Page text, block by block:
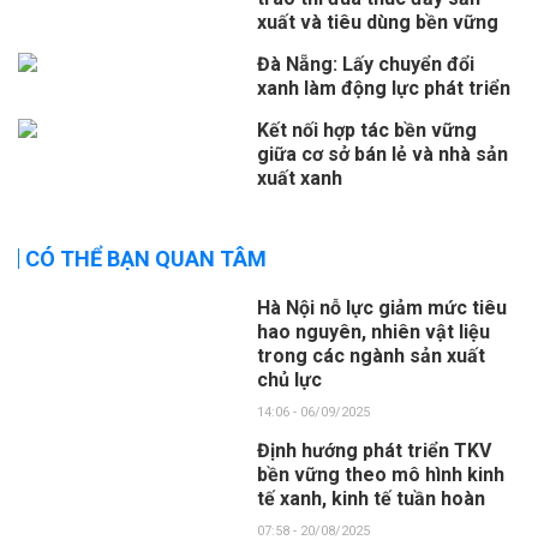
xuất và tiêu dùng bền vững
Đà Nẵng: Lấy chuyển đổi
xanh làm động lực phát triển
Kết nối hợp tác bền vững
giữa cơ sở bán lẻ và nhà sản
xuất xanh
CÓ THỂ BẠN QUAN TÂM
Hà Nội nỗ lực giảm mức tiêu
hao nguyên, nhiên vật liệu
trong các ngành sản xuất
chủ lực
14:06 - 06/09/2025
Định hướng phát triển TKV
bền vững theo mô hình kinh
tế xanh, kinh tế tuần hoàn
07:58 - 20/08/2025